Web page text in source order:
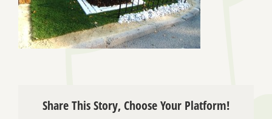
Share This Story, Choose Your Platform!